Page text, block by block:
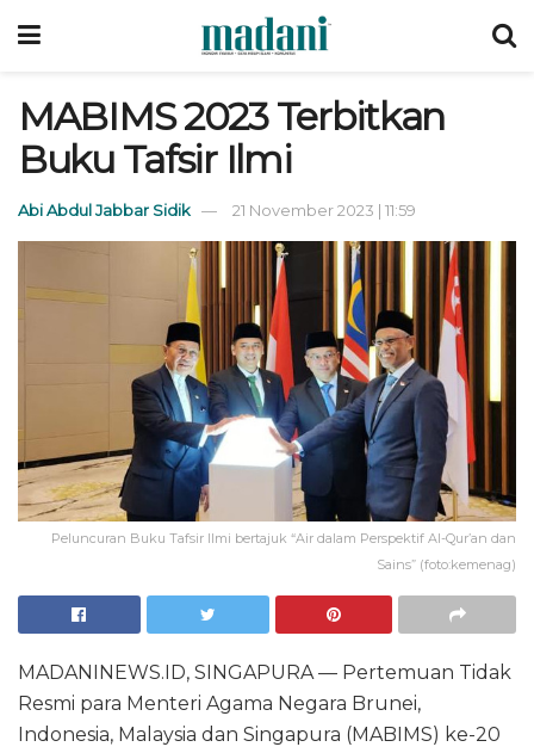
MABIMS 2023 Terbitkan
Buku Tafsir Ilmi
Abi Abdul Jabbar Sidik 21 November 2023 | 11:59
Peluncuran Buku Tafsir Ilmi bertajuk “Air dalam Perspektif Al-Qur’an dan
Sains” (foto:kemenag)
MADANINEWS.ID, SINGAPURA — Pertemuan Tidak
Resmi para Menteri Agama Negara Brunei,
Indonesia, Malaysia dan Singapura (MABIMS) ke-20